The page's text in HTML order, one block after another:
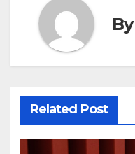
By
Related Post